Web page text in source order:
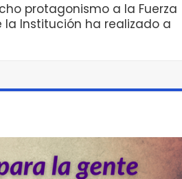
protagonismo a la Fuerza
Institución ha realizado a